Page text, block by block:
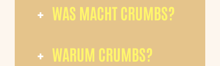
+ WAS MACHT CRUMBS?
+ WARUM CRUMBS?